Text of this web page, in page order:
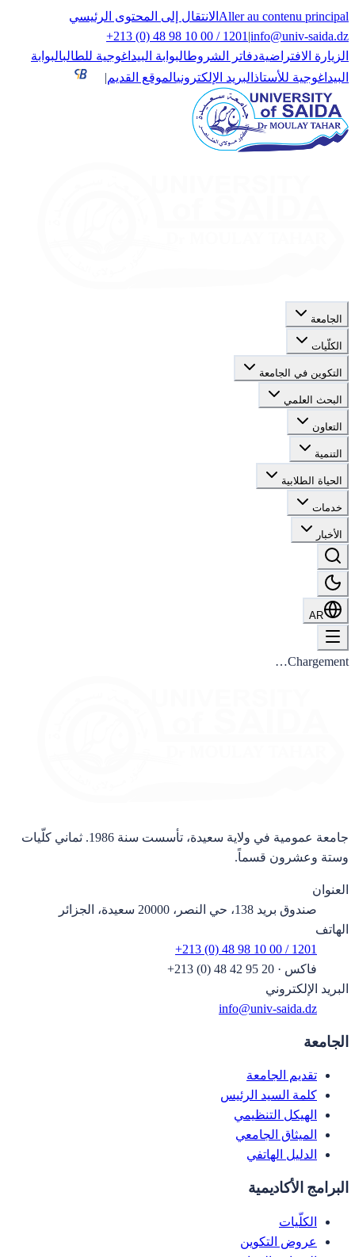
Aller au contenu principal الانتقال إلى المحتوى الرئيسي
info@univ-saida.dz
|
+213 (0) 48 98 10 00 / 1201
الزيارة الافتراضيةدفاتر الشروطالبوابة البيداغوجية للطالبالبوابة
البيداغوجية للأستاذ البريد الإلكترونيالموقع القديم|
الجامعة
الكلّيات
التكوين في الجامعة
البحث العلمي
التعاون
التنمية
الحياة الطلابية
خدمات
الأخبار
AR
Chargement…
جامعة عمومية في ولاية سعيدة، تأسست سنة 1986. ثماني كلّيات
وستة وعشرون قسماً.
العنوان
صندوق بريد 138، حي النصر، 20000 سعيدة، الجزائر
الهاتف
+213 (0) 48 98 10 00 / 1201
فاكس ·
+213 (0) 48 42 95 20
البريد الإلكتروني
info@univ-saida.dz
الجامعة
تقديم الجامعة
كلمة السيد الرئيس
الهيكل التنظيمي
الميثاق الجامعي
الدليل الهاتفي
البرامج الأكاديمية
الكلّيات
عروض التكوين